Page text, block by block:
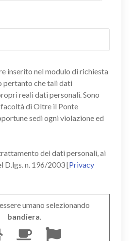
inserito nel modulo di richiesta
pertanto che tali dati
reali dati personali. Sono
facoltà di Oltre il Ponte
sedi ogni violazione ed
dei dati personali, ai
D.lgs. n. 196/2003 [Privacy
umano selezionando
bandiera.